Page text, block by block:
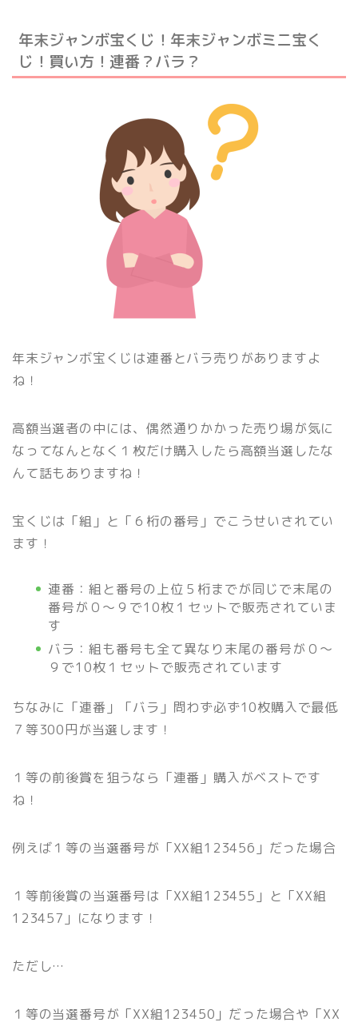
年末ジャンボ宝くじ！年末ジャンボミニ宝く
じ！買い方！連番？バラ？
年末ジャンボ宝くじは連番とバラ売りがありますよ
ね！
高額当選者の中には、偶然通りかかった売り場が気に
なってなんとなく１枚だけ購入したら高額当選したな
んて話もありますね！
宝くじは「組」と「６桁の番号」でこうせいされてい
ます！
連番：組と番号の上位５桁までが同じで末尾の
番号が０～９で10枚１セットで販売されていま
す
バラ：組も番号も全て異なり末尾の番号が０～
９で10枚１セットで販売されています
ちなみに「連番」「バラ」問わず必ず10枚購入で最低
７等300円が当選します！
１等の前後賞を狙うなら「連番」購入がベストです
ね！
例えば１等の当選番号が「XX組123456」だった場合
１等前後賞の当選番号は「XX組123455」と「XX組
123457」になります！
ただし…
１等の当選番号が「XX組123450」だった場合や「XX